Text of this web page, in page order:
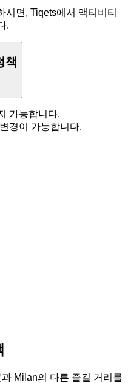
시면, Tiqets에서 액티비티
.
책
가능합니다.
경이 가능합니다.
Milan의 다른 즐길 거리를